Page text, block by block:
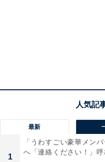
最新
1
「うわすごい豪華メン
へ「連絡ください！」